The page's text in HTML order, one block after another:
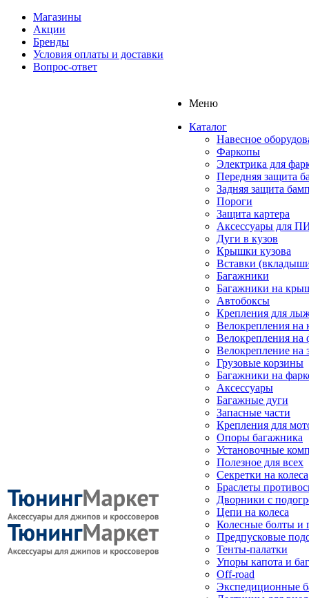
Магазины
Акции
Бренды
Условия оплаты и доставки
Вопрос-ответ
Меню
Каталог
Навесное
Фаркопы
Электрика для
Передняя защита
Задняя защита
Пороги
Защита картера
Аксессуары для
Дуги в кузов
Крышки кузова
Вставки
Багажники
Багажники на
Автобоксы
Крепления для
Велокрепления
Велокрепления на
Велокрепление на
Грузовые корзины
Багажники на
Аксессуары
Багажные дуги
Запасные части
Крепления для
Опоры багажника
Установочные
Полезное для всех
Секретки на колеса
Браслеты
Дворники с
Цепи на колеса
Колесные болты и
Предпусковые
Тенты-палатки
Упоры капота и
Off-road
Экспедиционные